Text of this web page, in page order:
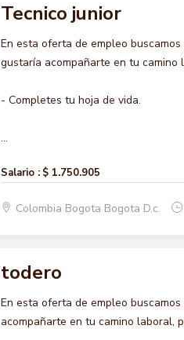
Tecnico junior
En esta oferta de empleo
gustaría acompañarte en tu
- Completes tu hoja de vida.
...
Salario : $ 1.750.905
Colombia Bogota Bogota D.c.
todero
En esta oferta de empleo
acompañarte en tu camino laboral,